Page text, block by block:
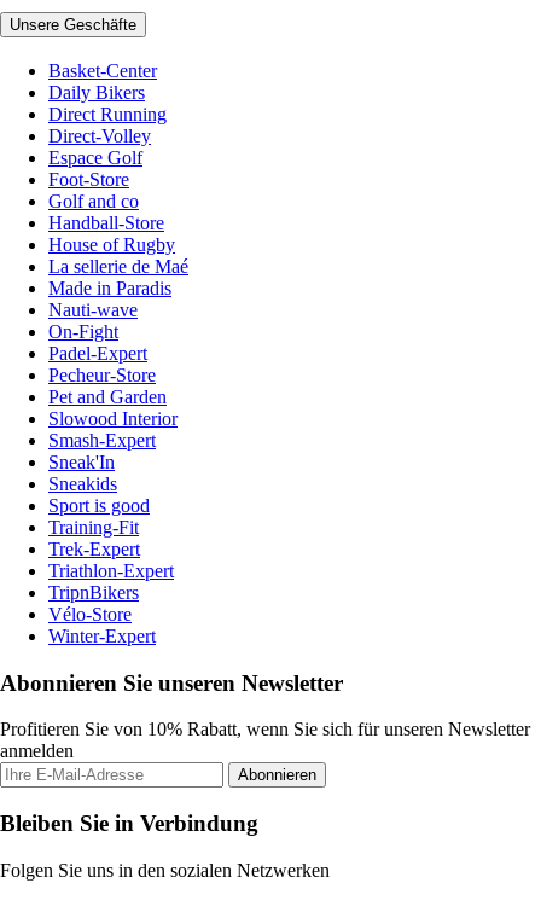
Unsere Geschäfte
Basket-Center
Daily Bikers
Direct Running
Direct-Volley
Espace Golf
Foot-Store
Golf and co
Handball-Store
House of Rugby
La sellerie de Maé
Made in Paradis
Nauti-wave
On-Fight
Padel-Expert
Pecheur-Store
Pet and Garden
Slowood Interior
Smash-Expert
Sneak'In
Sneakids
Sport is good
Training-Fit
Trek-Expert
Triathlon-Expert
TripnBikers
Vélo-Store
Winter-Expert
Abonnieren Sie unseren Newsletter
Profitieren Sie von 10% Rabatt, wenn Sie sich für unseren Newsletter
anmelden
Abonnieren
Bleiben Sie in Verbindung
Folgen Sie uns in den sozialen Netzwerken